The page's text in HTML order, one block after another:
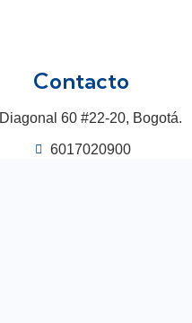
Contacto
Diagonal 60 #22-20, Bogotá.
6017020900